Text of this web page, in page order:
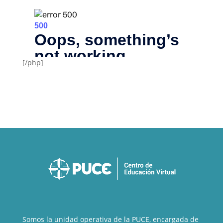
[/php]
Somos la unidad operativa de la PUCE, encargada de